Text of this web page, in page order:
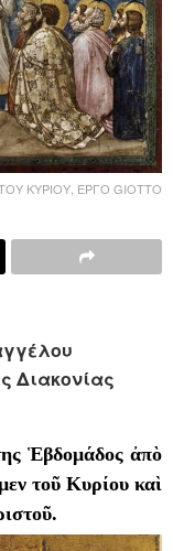
ΚΥΡΙΟΥ, ΕΡΓΟ GIOTTO
Διακονίας
Ἑβδομάδος ἀπὸ
τοῦ Κυρίου καὶ